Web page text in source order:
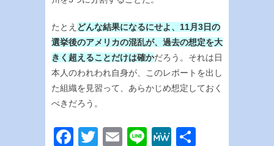
たとえ どんな結果になるにせよ、11月3日の
選挙後のアメリカの混乱が、過去の想定を大
きく超えることだけは確かだろう。それは日
本人のわれわれ自身が、このレポートを出し
た組織を見習って、あらかじめ想定しておく
べきだろう。
Facebook
Twitter
EmailLineMeWe